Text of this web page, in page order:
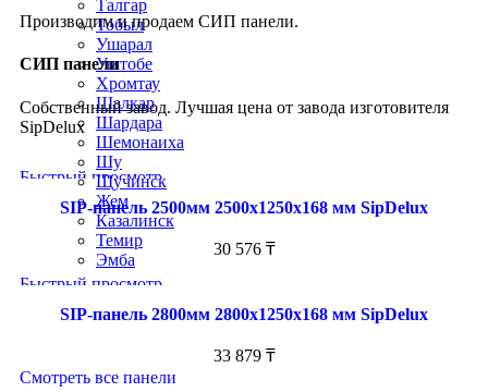
Талгар
Тобыл
Ушарал
Уштобе
Хромтау
Шалкар
Шардара
Шемонаиха
Шу
Щучинск
Жем
Казалинск
Темир
Эмба
Производим и продаем СИП панели.
СИП панели
Собственный завод. Лучшая цена от завода изготовителя
SipDelux
Быстрый просмотр
SIP-панель 2500мм 2500x1250x168 мм SipDelux
30 576 ₸
Быстрый просмотр
SIP-панель 2800мм 2800x1250x168 мм SipDelux
33 879 ₸
Смотреть все панели